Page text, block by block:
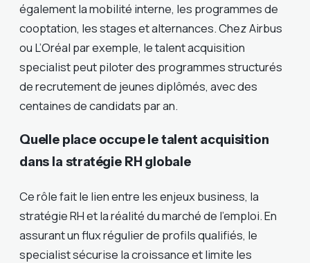
également la mobilité interne, les programmes de
cooptation, les stages et alternances. Chez Airbus
ou L’Oréal par exemple, le talent acquisition
specialist peut piloter des programmes structurés
de recrutement de jeunes diplômés, avec des
centaines de candidats par an.
Quelle place occupe le talent acquisition
dans la stratégie RH globale
Ce rôle fait le lien entre les enjeux business, la
stratégie RH et la réalité du marché de l’emploi. En
assurant un flux régulier de profils qualifiés, le
specialist sécurise la croissance et limite les